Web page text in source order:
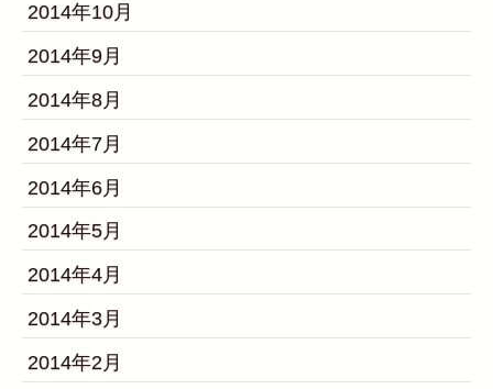
2014年10月
2014年9月
2014年8月
2014年7月
2014年6月
2014年5月
2014年4月
2014年3月
2014年2月